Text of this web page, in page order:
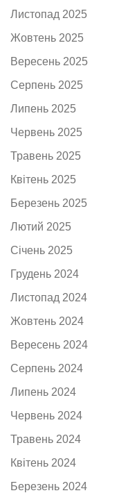
Листопад 2025
Жовтень 2025
Вересень 2025
Серпень 2025
Липень 2025
Червень 2025
Травень 2025
Квітень 2025
Березень 2025
Лютий 2025
Січень 2025
Грудень 2024
Листопад 2024
Жовтень 2024
Вересень 2024
Серпень 2024
Липень 2024
Червень 2024
Травень 2024
Квітень 2024
Березень 2024